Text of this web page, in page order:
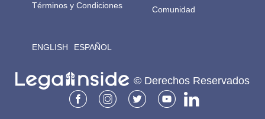
Términos y Condiciones
ENGLISH ESPAÑOL
Comunidad
© Derechos Reservados